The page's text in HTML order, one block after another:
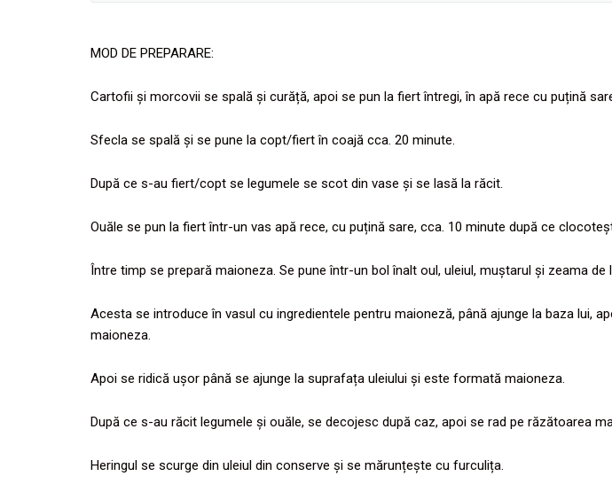
MOD DE PREPARARE:
Cartofii și morcovii se spală și curăță, apoi se pun la fiert întregi, în apă rece cu puțină
Sfecla se spală și se pune la copt/fiert în coajă cca. 20 minute.
După ce s-au fiert/copt se legumele se scot din vase și se lasă la răcit.
Ouăle se pun la fiert într-un vas apă rece, cu puțină sare, cca. 10 minute după ce
Între timp se prepară maioneza. Se pune într-un bol înalt oul, uleiul, muștarul și zeama
Acesta se introduce în vasul cu ingredientele pentru maioneză, până ajunge la baza lui,
maioneza.
Apoi se ridică ușor până se ajunge la suprafața uleiului și este formată maioneza.
După ce s-au răcit legumele și ouăle, se decojesc după caz, apoi se rad pe răzătoarea
Heringul se scurge din uleiul din conserve și se mărunțește cu furculița.